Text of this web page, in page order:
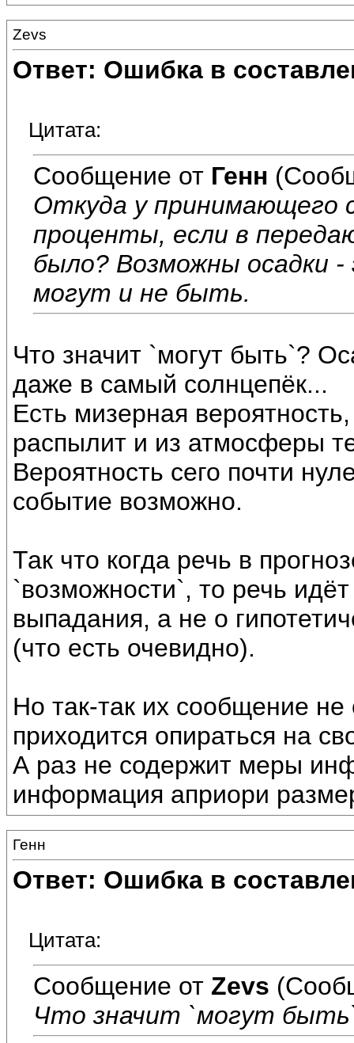
Zevs
Ответ: Ошибка в
Цитата:
Сообщение от Генн
Откуда у принимающего
проценты, если в
было? Возможны осадки
могут и не быть.
Что значит `могут быть`?
даже в самый солнцепёк...
Есть мизерная
распылит и из атмосферы
Вероятность сего почти
событие возможно.
Так что когда речь в
`возможности`, то речь
выпадания, а не о
(что есть очевидно).
Но так-так их сообщение
приходится опираться на
А раз не содержит меры
информация априори
Генн
Ответ: Ошибка в
Цитата:
Сообщение от Zevs
Что значит `могут